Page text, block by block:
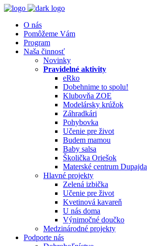
O nás
Pomôžeme Vám
Program
Naša činnosť
Novinky
Pravidelné aktivity
eRko
Dobehnime to spolu!
Klubovňa ZOE
Modelársky krúžok
Záhradkári
Pohybovka
Učenie pre život
Budem mamou
Baby salsa
Školička Oriešok
Materské centrum Dupajda
Hlavné projekty
Zelená izbička
Učenie pre život
Kvetinová kavareň
U nás doma
Výnimočné doučko
Medzinárodné projekty
Podporte nás